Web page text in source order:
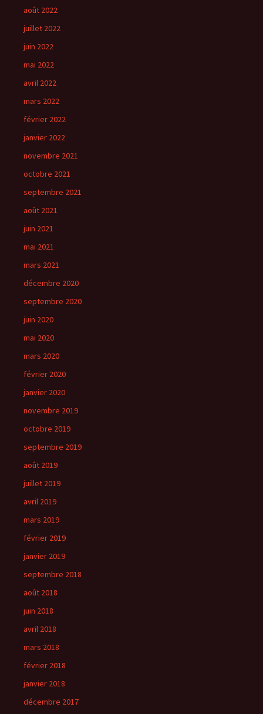
août 2022
juillet 2022
juin 2022
mai 2022
avril 2022
mars 2022
février 2022
janvier 2022
novembre 2021
octobre 2021
septembre 2021
août 2021
juin 2021
mai 2021
mars 2021
décembre 2020
septembre 2020
juin 2020
mai 2020
mars 2020
février 2020
janvier 2020
novembre 2019
octobre 2019
septembre 2019
août 2019
juillet 2019
avril 2019
mars 2019
février 2019
janvier 2019
septembre 2018
août 2018
juin 2018
avril 2018
mars 2018
février 2018
janvier 2018
décembre 2017